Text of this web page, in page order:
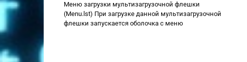
Меню загрузки мультизагрузочной флешки
(Menu.lst) При загрузке данной мультизагрузочной
флешки запускается оболочка с меню